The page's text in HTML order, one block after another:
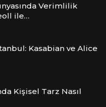
Verimlilik
ile…
Kasabian ve Alice
Kişisel Tarz Nasıl